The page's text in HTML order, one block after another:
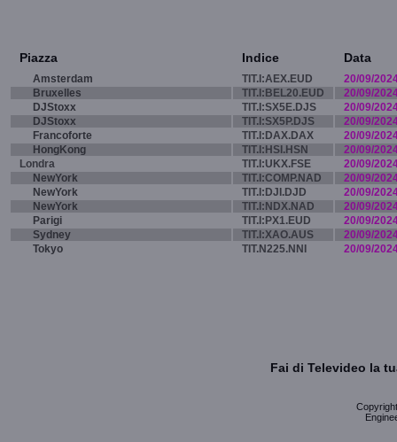
Piazza Indice Data
Amsterdam TIT.I:AEX.EUD
20/09/
Bruxelles
TIT.I:BEL20.EUD
20/09/
DJStoxx
TIT.I:SX5E.DJS
20/09/
DJStoxx
TIT.I:SX5P.DJS
20/09/
Francoforte
TIT.I:DAX.DAX
20/09/
HongKong
TIT.I:HSI.HSN
20/09/
Londra
TIT.I:UKX.FSE
20/09/
NewYork
TIT.I:COMP.NAD
20/09/
NewYork
TIT.I:DJI.DJD
20/09/
NewYork
TIT.I:NDX.NAD
20/09/
Parigi
TIT.I:PX1.EUD
20/09/
Sydney
TIT.I:XAO.AUS
20/09/
Tokyo
TIT.N225.NNI 20/09/
Fai di Televideo la